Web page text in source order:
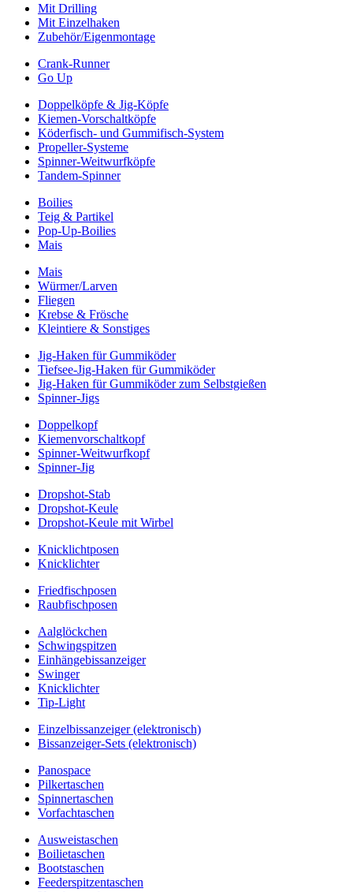
Mit Drilling
Mit Einzelhaken
Zubehör/Eigenmontage
Crank-Runner
Go Up
Doppelköpfe & Jig-Köpfe
Kiemen-Vorschaltköpfe
Köderfisch- und Gummifisch-System
Propeller-Systeme
Spinner-Weitwurfköpfe
Tandem-Spinner
Boilies
Teig & Partikel
Pop-Up-Boilies
Mais
Mais
Würmer/Larven
Fliegen
Krebse & Frösche
Kleintiere & Sonstiges
Jig-Haken für Gummiköder
Tiefsee-Jig-Haken für Gummiköder
Jig-Haken für Gummiköder zum Selbstgießen
Spinner-Jigs
Doppelkopf
Kiemenvorschaltkopf
Spinner-Weitwurfkopf
Spinner-Jig
Dropshot-Stab
Dropshot-Keule
Dropshot-Keule mit Wirbel
Knicklichtposen
Knicklichter
Friedfischposen
Raubfischposen
Aalglöckchen
Schwingspitzen
Einhängebissanzeiger
Swinger
Knicklichter
Tip-Light
Einzelbissanzeiger (elektronisch)
Bissanzeiger-Sets (elektronisch)
Panospace
Pilkertaschen
Spinnertaschen
Vorfachtaschen
Ausweistaschen
Boilietaschen
Bootstaschen
Feederspitzentaschen